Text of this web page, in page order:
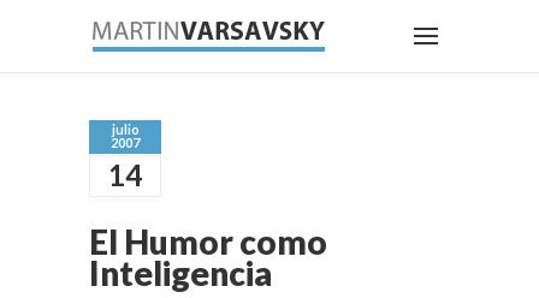
julio
2007
14
El Humor como
Inteligencia